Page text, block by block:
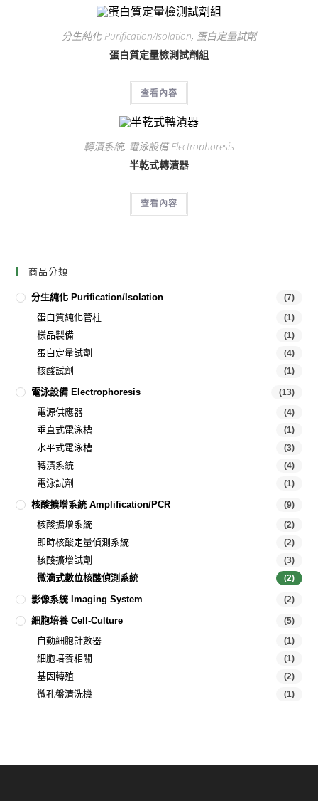
分生純化 Purification/Isolation, 蛋白定量試劑
蛋白質定量檢測試劑組
查看內容
轉漬系統, 電泳設備 Electrophoresis
半乾式轉漬器
查看內容
商品分類
分生純化 Purification/Isolation (7)
蛋白質純化管柱 (1)
樣品製備 (1)
蛋白定量試劑 (4)
核酸試劑 (1)
電泳設備 Electrophoresis (13)
電源供應器 (4)
垂直式電泳槽 (1)
水平式電泳槽 (3)
轉漬系統 (4)
電泳試劑 (1)
核酸擴增系統 Amplification/PCR (9)
核酸擴增系統 (2)
即時核酸定量偵測系統 (2)
核酸擴增試劑 (3)
微滴式數位核酸偵測系統 (2)
影像系統 Imaging System (2)
細胞培養 Cell-Culture (5)
自動細胞計數器 (1)
細胞培養相關 (1)
基因轉殖 (2)
微孔盤清洗機 (1)